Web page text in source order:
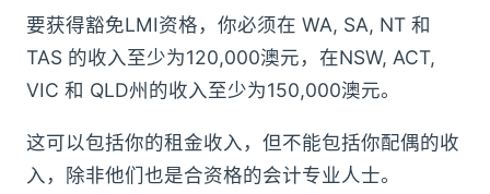
要获得豁免LMI资格，你必须在 WA, SA, NT 和
TAS 的收入至少为120,000澳元，在NSW, ACT,
VIC 和 QLD州的收入至少为150,000澳元。
这可以包括你的租金收入，但不能包括你配偶的收
入，除非他们也是合资格的会计专业人士。